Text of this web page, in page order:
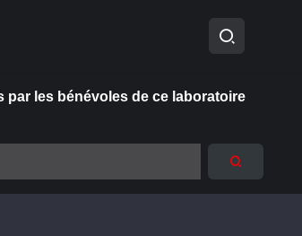
les bénévoles de ce laboratoire